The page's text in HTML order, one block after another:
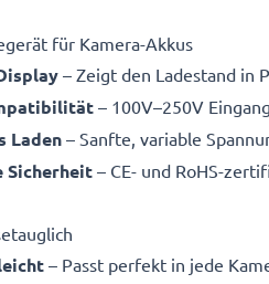
für Kamera-Akkus
– Zeigt den Ladestand in
– 100V–250V
Laden – Sanfte, variable
– CE- und RoHS-
– Passt perfekt in jede